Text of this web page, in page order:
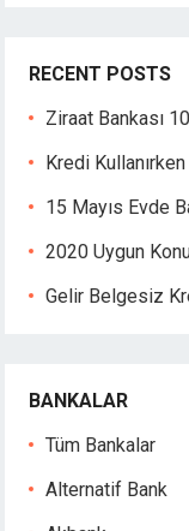
RECENT POSTS
Ziraat Bankası
Kredi
15 Mayıs Evde
2020 Uygun
Gelir Belgesiz
BANKALAR
Tüm Bankalar
Alternatif Bank